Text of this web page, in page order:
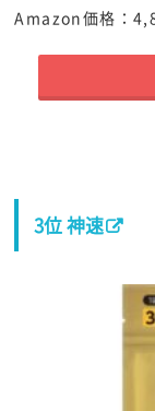
Amazon価格：
3位 神速